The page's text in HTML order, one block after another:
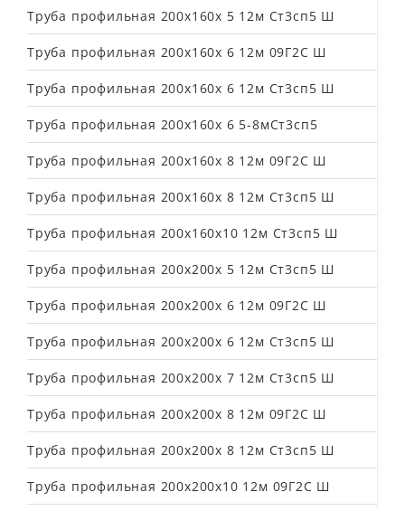
Труба профильная 200х160х 5 12м Ст3сп5 Ш
Труба профильная 200х160х 6 12м 09Г2С Ш
Труба профильная 200х160х 6 12м Ст3сп5 Ш
Труба профильная 200х160х 6 5-8мСт3сп5
Труба профильная 200х160х 8 12м 09Г2С Ш
Труба профильная 200х160х 8 12м Ст3сп5 Ш
Труба профильная 200х160х10 12м Ст3сп5 Ш
Труба профильная 200х200х 5 12м Ст3сп5 Ш
Труба профильная 200х200х 6 12м 09Г2С Ш
Труба профильная 200х200х 6 12м Ст3сп5 Ш
Труба профильная 200х200х 7 12м Ст3сп5 Ш
Труба профильная 200х200х 8 12м 09Г2С Ш
Труба профильная 200х200х 8 12м Ст3сп5 Ш
Труба профильная 200х200х10 12м 09Г2С Ш